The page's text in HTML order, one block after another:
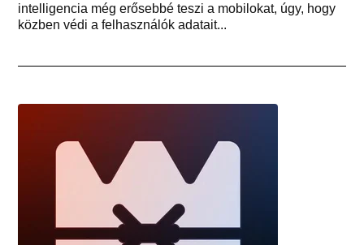
intelligencia még erősebbé teszi a mobilokat, úgy, hogy
közben védi a felhasználók adatait...